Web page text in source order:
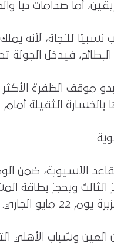
أما صدامات دبا
نسبيًا للنجاة،
البطائح، فيدخل الجولة
موقف الظفرة
بالخسارة الثقيلة
الثالث ويحجز بطاقة
مايو الجاري.
وشباب الأهلي